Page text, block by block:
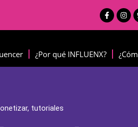
¿Por qué INFLUENX?
, tutoriales